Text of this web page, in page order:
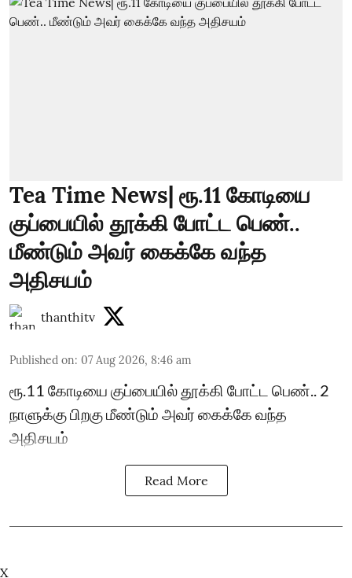
Tea Time News| ரூ.11 கோடியை
குப்பையில் தூக்கி போட்ட பெண்..
மீண்டும் அவர் கைக்கே வந்த
அதிசயம்
thanthitv
Published on: 07 Aug 2026, 8:46 am
ரூ.11 கோடியை குப்பையில் தூக்கி போட்ட பெண்.. 2
நாளுக்கு பிறகு மீண்டும் அவர் கைக்கே வந்த
அதிசயம்
Read More
X